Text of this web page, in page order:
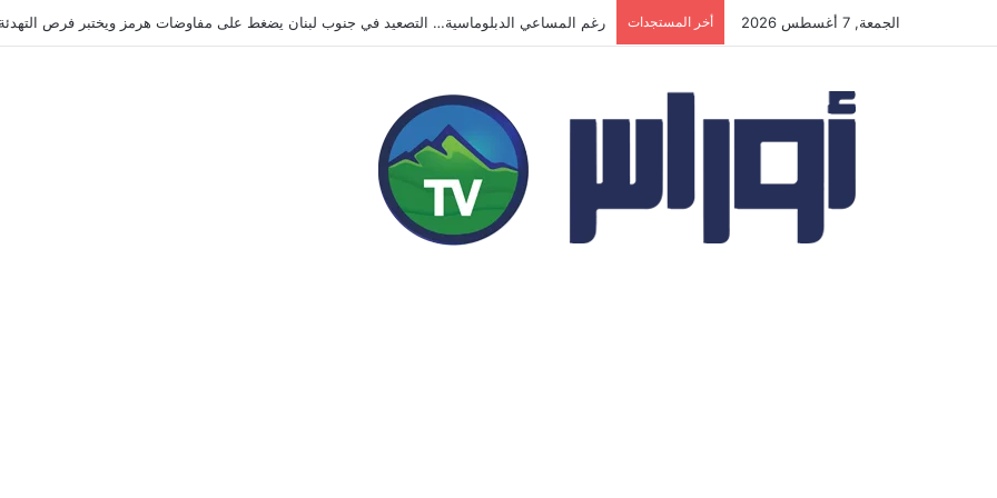
الجمعة, 7 أغسطس 2026 أخر المستجدات المسيّرات الأوكرانية تضرب محيط موسكو.. قتلى وجرحى وهجمات متبادلة تُبقي الحرب مفتوحة